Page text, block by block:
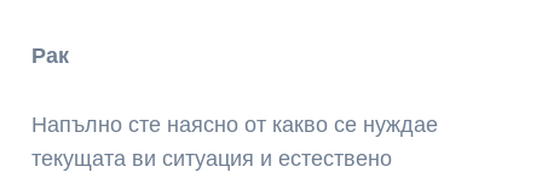
Рак
Напълно сте наясно от какво се нуждае
текущата ви ситуация и естествено